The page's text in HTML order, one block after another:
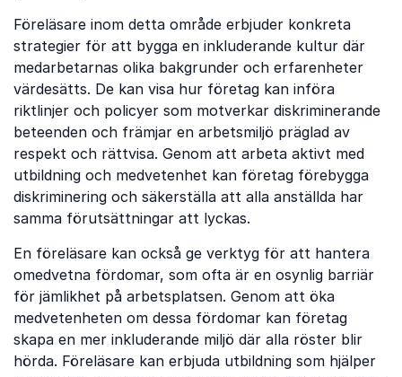
Föreläsare inom detta område erbjuder konkreta
strategier för att bygga en inkluderande kultur där
medarbetarnas olika bakgrunder och erfarenheter
värdesätts. De kan visa hur företag kan införa
riktlinjer och policyer som motverkar diskriminerande
beteenden och främjar en arbetsmiljö präglad av
respekt och rättvisa. Genom att arbeta aktivt med
utbildning och medvetenhet kan företag förebygga
diskriminering och säkerställa att alla anställda har
samma förutsättningar att lyckas.
En föreläsare kan också ge verktyg för att hantera
omedvetna fördomar, som ofta är en osynlig barriär
för jämlikhet på arbetsplatsen. Genom att öka
medvetenheten om dessa fördomar kan företag
skapa en mer inkluderande miljö där alla röster blir
hörda. Föreläsare kan erbjuda utbildning som hjälper